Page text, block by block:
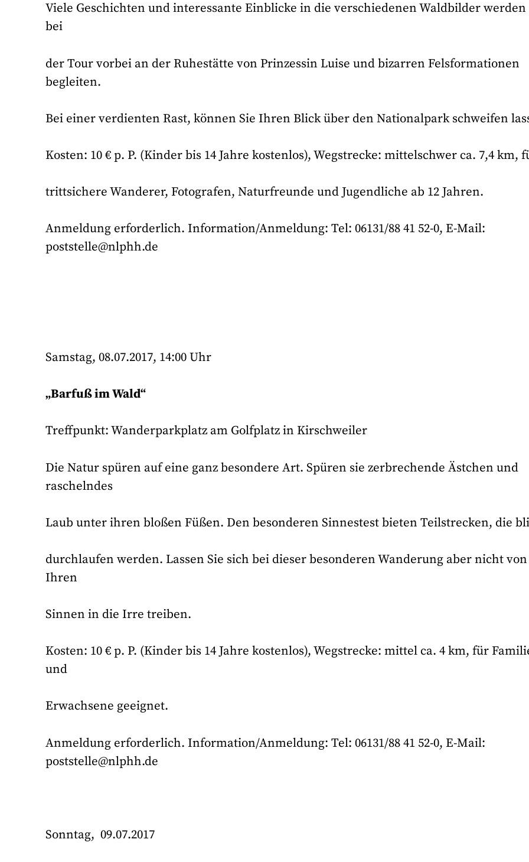
Viele Geschichten und interessante Einblicke in die verschiedenen Waldbilder werden
bei
der Tour vorbei an der Ruhestätte von Prinzessin Luise und bizarren Felsformationen
begleiten.
Bei einer verdienten Rast, können Sie Ihren Blick über den Nationalpark schweifen
Kosten: 10 € p. P. (Kinder bis 14 Jahre kostenlos), Wegstrecke: mittelschwer ca. 7,4 km,
trittsichere Wanderer, Fotografen, Naturfreunde und Jugendliche ab 12 Jahren.
Anmeldung erforderlich. Information/Anmeldung: Tel: 06131/88 41 52-0, E-Mail:
poststelle@nlphh.de
Samstag, 08.07.2017, 14:00 Uhr
„Barfuß im Wald“
Treffpunkt: Wanderparkplatz am Golfplatz in Kirschweiler
Die Natur spüren auf eine ganz besondere Art. Spüren sie zerbrechende Ästchen und
raschelndes
Laub unter ihren bloßen Füßen. Den besonderen Sinnestest bieten Teilstrecken, die
durchlaufen werden. Lassen Sie sich bei dieser besonderen Wanderung aber nicht von
Ihren
Sinnen in die Irre treiben.
Kosten: 10 € p. P. (Kinder bis 14 Jahre kostenlos), Wegstrecke: mittel ca. 4 km, für
und
Erwachsene geeignet.
Anmeldung erforderlich. Information/Anmeldung: Tel: 06131/88 41 52-0, E-Mail:
poststelle@nlphh.de
Sonntag, 09.07.2017